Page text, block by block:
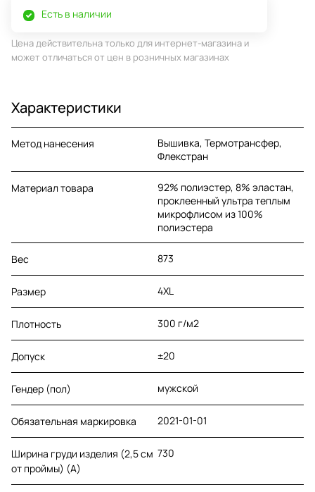
Есть в наличии
Цена действительна только для интернет-магазина и
может отличаться от цен в розничных магазинах
Характеристики
Метод нанесения
Вышивка, Термотрансфер,
Флекстран
Материал товара
92% полиэстер, 8% эластан,
проклеенный ультра теплым
микрофлисом из 100%
полиэстера
Вес 873
Размер 4XL
Плотность 300 г/м2
Допуск ±20
Гендер (пол) мужской
Обязательная маркировка 2021-01-01
Ширина груди изделия (2,5 см
от проймы) (A)
730